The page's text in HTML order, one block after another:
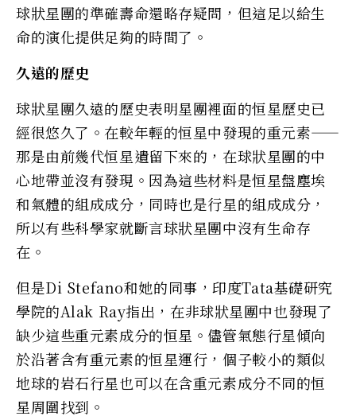
球狀星團的準確壽命還略存疑問，但這足以給生
命的演化提供足夠的時間了。
久遠的歷史
球狀星團久遠的歷史表明星團裡面的恒星歷史已
經很悠久了。在較年輕的恒星中發現的重元素——
那是由前幾代恒星遺留下來的，在球狀星團的中
心地帶並沒有發現。因為這些材料是恒星盤塵埃
和氣體的組成成分，同時也是行星的組成成分，
所以有些科學家就斷言球狀星團中沒有生命存
在。
但是Di Stefano和她的同事，印度Tata基礎研究
學院的Alak Ray指出，在非球狀星團中也發現了
缺少這些重元素成分的恒星。儘管氣態行星傾向
於沿著含有重元素的恒星運行，個子較小的類似
地球的岩石行星也可以在含重元素成分不同的恒
星周圍找到。